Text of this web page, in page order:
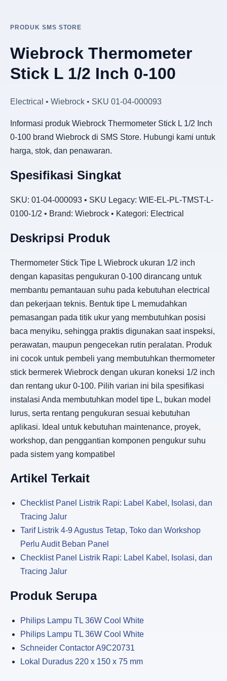
PRODUK SMS STORE
Wiebrock Thermometer
Stick L 1/2 Inch 0-100
Electrical • Wiebrock • SKU 01-04-000093
Informasi produk Wiebrock Thermometer Stick L 1/2 Inch
0-100 brand Wiebrock di SMS Store. Hubungi kami untuk
harga, stok, dan penawaran.
Spesifikasi Singkat
SKU: 01-04-000093 • SKU Legacy: WIE-EL-PL-TMST-L-
0100-1/2 • Brand: Wiebrock • Kategori: Electrical
Deskripsi Produk
Thermometer Stick Tipe L Wiebrock ukuran 1/2 inch
dengan kapasitas pengukuran 0-100 dirancang untuk
membantu pemantauan suhu pada kebutuhan electrical
dan pekerjaan teknis. Bentuk tipe L memudahkan
pemasangan pada titik ukur yang membutuhkan posisi
baca menyiku, sehingga praktis digunakan saat inspeksi,
perawatan, maupun pengecekan rutin peralatan. Produk
ini cocok untuk pembeli yang membutuhkan thermometer
stick bermerek Wiebrock dengan ukuran koneksi 1/2 inch
dan rentang ukur 0-100. Pilih varian ini bila spesifikasi
instalasi Anda membutuhkan model tipe L, bukan model
lurus, serta rentang pengukuran sesuai kebutuhan
aplikasi. Ideal untuk kebutuhan maintenance, proyek,
workshop, dan penggantian komponen pengukur suhu
pada sistem yang kompatibel
Artikel Terkait
Checklist Panel Listrik Rapi: Label Kabel, Isolasi, dan
Tracing Jalur
Tarif Listrik 4-9 Agustus Tetap, Toko dan Workshop
Perlu Audit Beban Panel
Checklist Panel Listrik Rapi: Label Kabel, Isolasi, dan
Tracing Jalur
Produk Serupa
Philips Lampu TL 36W Cool White
Philips Lampu TL 36W Cool White
Schneider Contactor A9C20731
Lokal Duradus 220 x 150 x 75 mm